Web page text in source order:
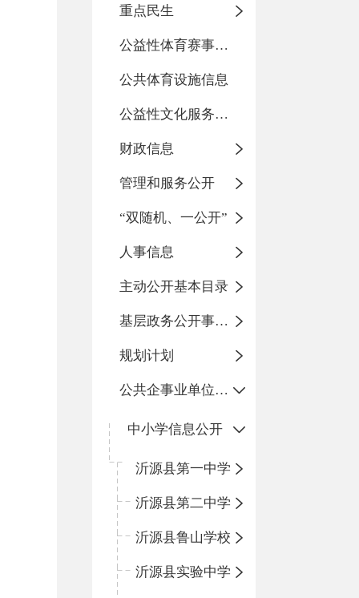
重点民生
公益性体育赛事活动
公共体育设施信息
公益性文化服务活动
财政信息
管理和服务公开
“双随机、一公开”
人事信息
主动公开基本目录
基层政务公开事项标准目录
规划计划
公共企事业单位信息公开
中小学信息公开
沂源县第一中学
沂源县第二中学
沂源县鲁山学校
沂源县实验中学